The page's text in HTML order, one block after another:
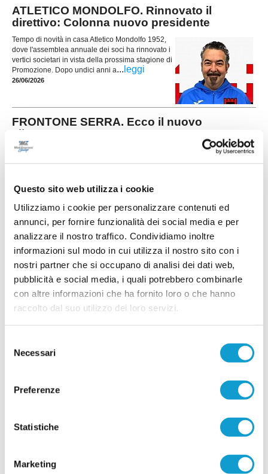
Questo sito web utilizza i cookie
Utilizziamo i cookie per personalizzare contenuti ed
annunci, per fornire funzionalità dei social media e per
analizzare il nostro traffico. Condividiamo inoltre
informazioni sul modo in cui utilizza il nostro sito con i
nostri partner che si occupano di analisi dei dati web,
pubblicità e social media, i quali potrebbero combinarle
con altre informazioni che ha fornito loro o che hanno
raccolto dal suo utilizzo dei loro servizi.
delNecessari
Preferenze
Statistiche
Marketing
ATLETICO MONDOLFO. Rinnovato il
direttivo: Colonna nuovo presidente
Tempo di novità in casa Atletico Mondolfo 1952,
dove l'assemblea annuale dei soci ha rinnovato i
vertici societari in vista della prossima stagione di
Promozione. Dopo undici anni a... leggi
26/06/2026
FRONTONE SERRA. Ecco il nuovo
allenatore
Il Frontone Serra ha scelto il nuovo allenatore per
Sant'Abbondio....
Vai all'edizione provinciale